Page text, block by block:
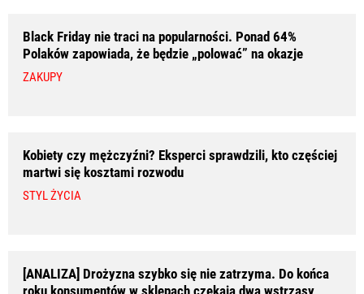
Black Friday nie traci na popularności. Ponad 64%
Polaków zapowiada, że będzie „polować” na okazje
ZAKUPY
Kobiety czy mężczyźni? Eksperci sprawdzili, kto częściej
martwi się kosztami rozwodu
STYL ŻYCIA
[ANALIZA] Drożyzna szybko się nie zatrzyma. Do końca
roku konsumentów w sklepach czekają dwa wstrząsy